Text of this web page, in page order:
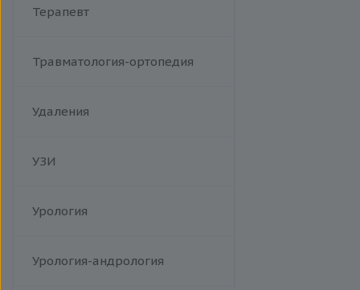
Терапевт
Травматология-ортопедия
Удаления
УЗИ
Урология
Урология-андрология